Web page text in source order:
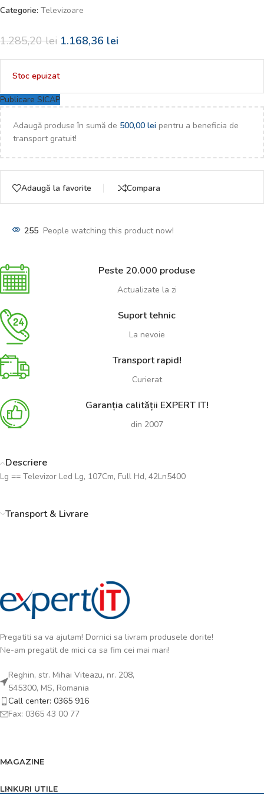
Categorie: Televizoare
1.285,20lei 1.168,36 lei
Stoc epuizat
Publicare SICAP
Adaugă produse în sumă de 500,00 lei pentru a beneficia de
transport gratuit!
Adaugă la favorite Compara
255 People watching this product now!
Peste 20.000 produse
Actualizate la zi
Suport tehnic
La nevoie
Transport rapid!
Curierat
Garanția calității EXPERT IT!
din 2007
Descriere
Lg == Televizor Led Lg, 107Cm, Full Hd, 42Ln5400
Transport & Livrare
Pregatiti sa va ajutam! Dornici sa livram produsele dorite!
Ne-am pregatit de mici ca sa fim cei mai mari!
Reghin, str. Mihai Viteazu, nr. 208,
545300, MS, Romania
Call center: 0365 916
Fax: 0365 43 00 77
MAGAZINE
LINKURI UTILE